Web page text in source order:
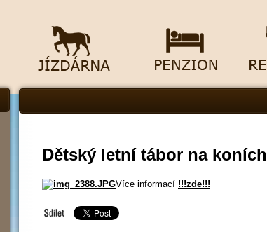
Dětský letní tábor na koních
Více informací !!!zde!!!